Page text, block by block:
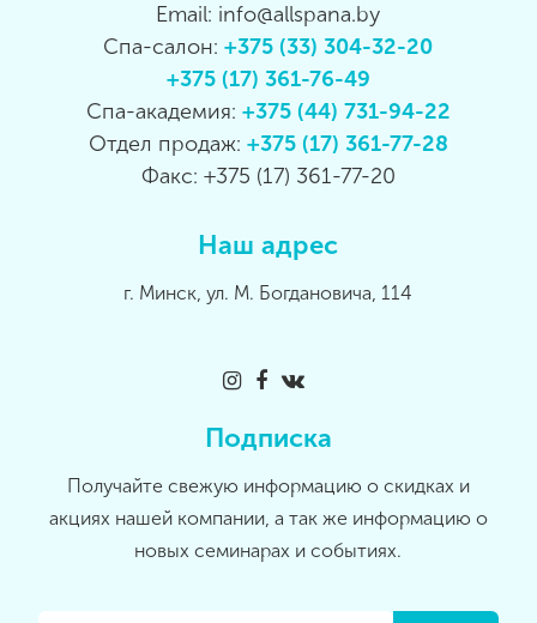
Email: info@allspana.by
Спа-салон:+375 (33) 304-32-20
+375 (17) 361-76-49
Спа-академия: +375 (44) 731-94-22
Отдел продаж: +375 (17) 361-77-28
Факс: +375 (17) 361-77-20
Наш адрес
г. Минск, ул. М. Богдановича, 114
Подписка
Получайте свежую информацию о скидках и
акциях нашей компании, а так же информацию о
новых семинарах и событиях.